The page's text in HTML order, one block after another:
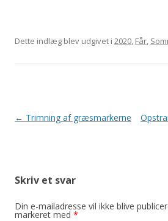
Dette indlæg blev udgivet i 2020, Får,
Indlægsnavigation
← Trimning af græsmarkerne
Skriv et svar
Din e-mailadresse vil ikke blive
markeret med *